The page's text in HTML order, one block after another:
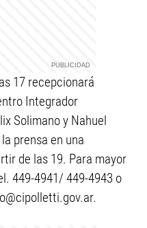
17 recepcionará
Integrador
Solimano y Nahuel
prensa en una
de las 19. Para mayor
449-4941/ 449-4943 o
.